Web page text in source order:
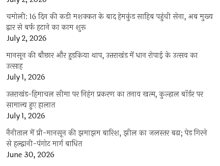
चमोली: 16 दिन की कड़ी मशक्कत के बाद हेमकुंड साहिब पहुंची सेना, अब मुख्य
द्वार से बर्फ हटाने का काम शुरू
July 2, 2026
मानसून की बौछार और हुड़किया थाप, उत्तराखंड में धान रोपाई के उत्सव का
उत्साह
July 1, 2026
उत्तराखंड-हिमाचल सीमा पर निहंग प्रकरण का तनाव खत्म, कुल्हाल बॉर्डर पर
सामान्य हुए हालात
July 1, 2026
नैनीताल में प्री-मानसून की झमाझम बारिश, झील का जलस्तर बढ़ा; पेड़ गिरने
से हल्द्वानी-पंगोट मार्ग बाधित
June 30, 2026